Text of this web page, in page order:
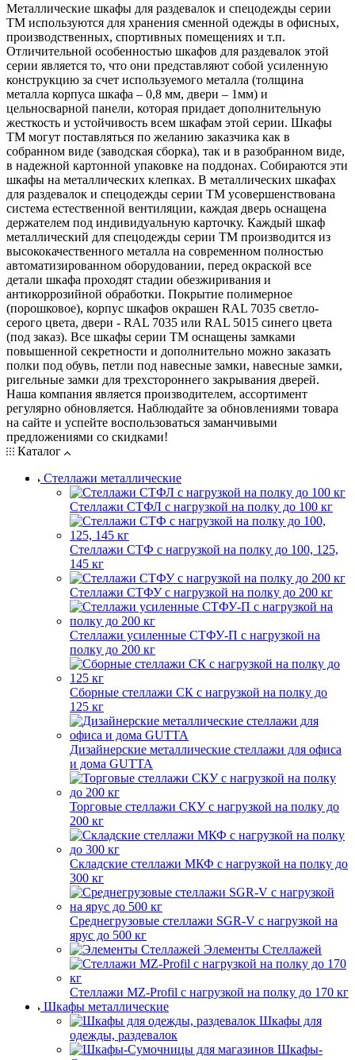
Металлические шкафы для раздевалок и спецодежды серии
ТМ используются для хранения сменной одежды в офисных,
производственных, спортивных помещениях и т.п.
Отличительной особенностью шкафов для раздевалок этой
серии является то, что они представляют собой усиленную
конструкцию за счет используемого металла (толщина
металла корпуса шкафа – 0,8 мм, двери – 1мм) и
цельносварной панели, которая придает дополнительную
жесткость и устойчивость всем шкафам этой серии. Шкафы
ТМ могут поставляться по желанию заказчика как в
собранном виде (заводская сборка), так и в разобранном виде,
в надежной картонной упаковке на поддонах. Собираются эти
шкафы на металлических клепках. В металлических шкафах
для раздевалок и спецодежды серии ТМ усовершенствована
система естественной вентиляции, каждая дверь оснащена
держателем под индивидуальную карточку. Каждый шкаф
металлический для спецодежды серии ТМ производится из
высококачественного металла на современном полностью
автоматизированном оборудовании, перед окраской все
детали шкафа проходят стадии обезжиривания и
антикоррозийной обработки. Покрытие полимерное
(порошковое), корпус шкафов окрашен RAL 7035 светло-
серого цвета, двери - RAL 7035 или RAL 5015 синего цвета
(под заказ). Все шкафы серии ТМ оснащены замками
повышенной секретности и дополнительно можно заказать
полки под обувь, петли под навесные замки, навесные замки,
ригельные замки для трехстороннего закрывания дверей.
Наша компания является производителем, ассортимент
регулярно обновляется. Наблюдайте за обновлениями товара
на сайте и успейте воспользоваться заманчивыми
предложениями со скидками!
Каталог
Стеллажи металлические
Стеллажи СТФЛ с нагрузкой на полку до 100 кг
Стеллажи СТФ с нагрузкой на полку до 100, 125,
145 кг
Стеллажи СТФУ с нагрузкой на полку до 200 кг
Стеллажи усиленные СТФУ-П с нагрузкой на
полку до 200 кг
Сборные стеллажи СК с нагрузкой на полку до
125 кг
Дизайнерские металлические стеллажи для офиса
и дома GUTTA
Торговые стеллажи СКУ с нагрузкой на полку до
200 кг
Складские стеллажи МКФ с нагрузкой на полку до
300 кг
Среднегрузовые стеллажи SGR-V с нагрузкой на
ярус до 500 кг
Элементы Стеллажей
Стеллажи MZ-Profil с нагрузкой на полку до 170 кг
Шкафы металлические
Шкафы для
одежды, раздевалок
Шкафы-